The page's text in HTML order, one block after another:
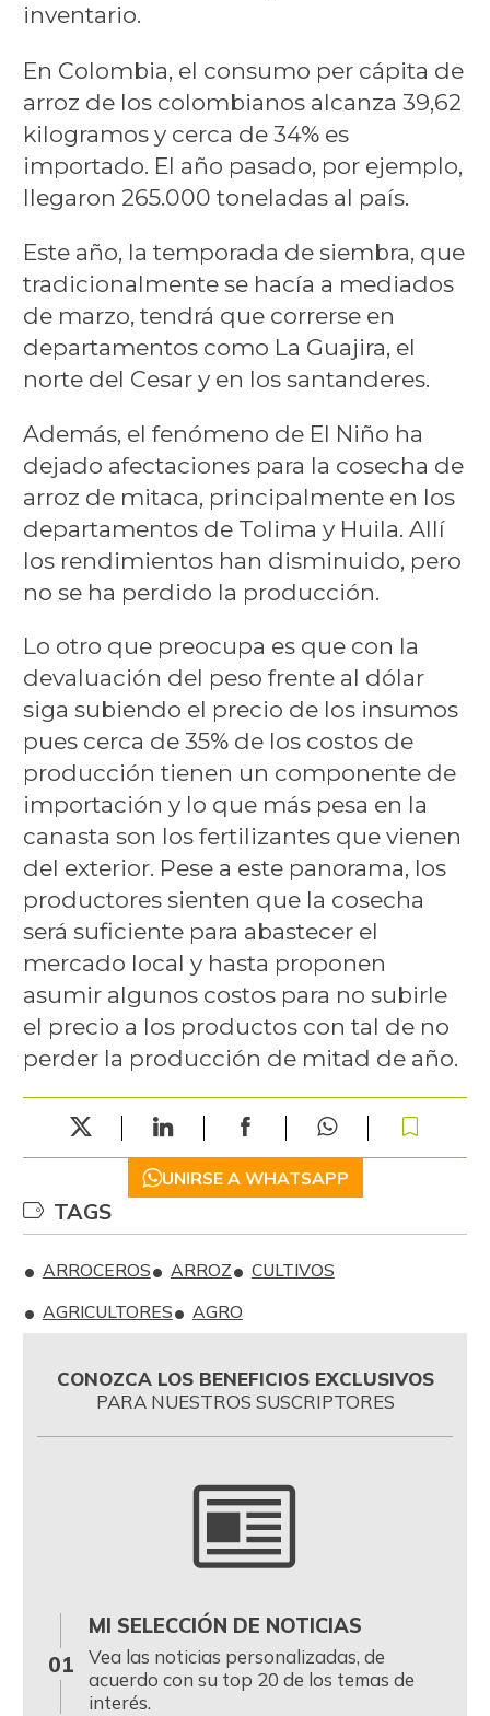
inventario.
En Colombia, el consumo per cápita de
arroz de los colombianos alcanza 39,62
kilogramos y cerca de 34% es
importado. El año pasado, por ejemplo,
llegaron 265.000 toneladas al país.
Este año, la temporada de siembra, que
tradicionalmente se hacía a mediados
de marzo, tendrá que correrse en
departamentos como La Guajira, el
norte del Cesar y en los santanderes.
Además, el fenómeno de El Niño ha
dejado afectaciones para la cosecha de
arroz de mitaca, principalmente en los
departamentos de Tolima y Huila. Allí
los rendimientos han disminuido, pero
no se ha perdido la producción.
Lo otro que preocupa es que con la
devaluación del peso frente al dólar
siga subiendo el precio de los insumos
pues cerca de 35% de los costos de
producción tienen un componente de
importación y lo que más pesa en la
canasta son los fertilizantes que vienen
del exterior. Pese a este panorama, los
productores sienten que la cosecha
será suficiente para abastecer el
mercado local y hasta proponen
asumir algunos costos para no subirle
el precio a los productos con tal de no
perder la producción de mitad de año.
UNIRSE A WHATSAPP
TAGS
ARROCEROS ARROZ
CULTIVOS
AGRICULTORES
AGRO
CONOZCA LOS BENEFICIOS EXCLUSIVOS
PARA NUESTROS SUSCRIPTORES
01
MI SELECCIÓN DE NOTICIAS
Vea las noticias personalizadas, de
acuerdo con su top 20 de los temas de
interés.